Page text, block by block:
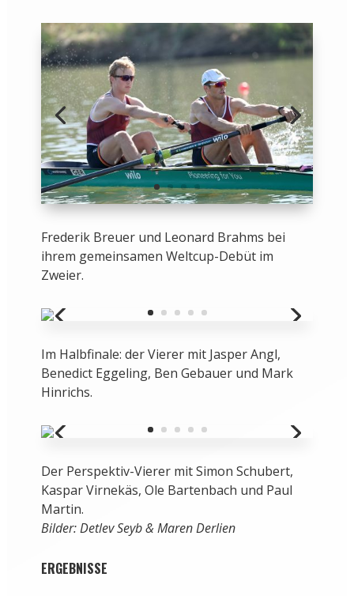
Frederik Breuer und Leonard Brahms bei
ihrem gemeinsamen Weltcup-Debüt im
Zweier.
Im Halbfinale: der Vierer mit Jasper Angl,
Benedict Eggeling, Ben Gebauer und Mark
Hinrichs.
Der Perspektiv-Vierer mit Simon Schubert,
Kaspar Virnekäs, Ole Bartenbach und Paul
Martin.
Bilder: Detlev Seyb & Maren Derlien
ERGEBNISSE